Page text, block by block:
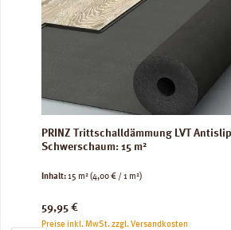
PRINZ Trittschalldämmung LVT Antislip
Schwerschaum: 15 m²
Inhalt:15 m²(4,00 € / 1 m²)
Regulärer Preis:
59,95 €
Preise inkl. MwSt. zzgl. Versandkosten